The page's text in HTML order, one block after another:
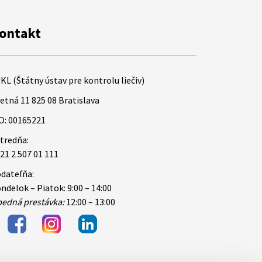
(Štátny ústav pre kontrolu liečiv)
11 825 08 Bratislava
00165221
2 507 01 111
– Piatok: 9:00 – 14:00
prestávka:12:00 – 13:00